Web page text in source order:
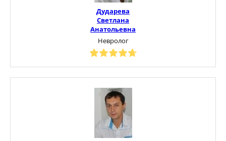
Дударева
Светлана
Анатольевна
Невролог